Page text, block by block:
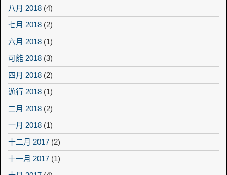
八月 2018 (4)
七月 2018 (2)
六月 2018 (1)
可能 2018 (3)
四月 2018 (2)
遊行 2018 (1)
二月 2018 (2)
一月 2018 (1)
十二月 2017 (2)
十一月 2017 (1)